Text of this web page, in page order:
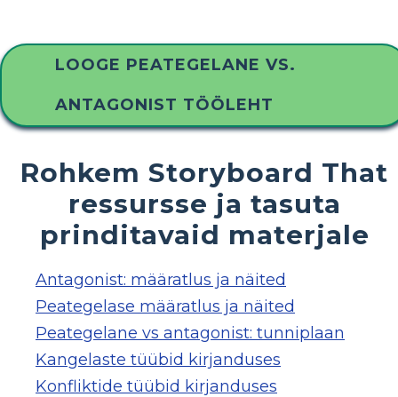
LOOGE PEATEGELANE VS.
ANTAGONIST TÖÖLEHT
Rohkem Storyboard That
ressursse ja tasuta
prinditavaid materjale
Antagonist: määratlus ja näited
Peategelase määratlus ja näited
Peategelane vs antagonist: tunniplaan
Kangelaste tüübid kirjanduses
Konfliktide tüübid kirjanduses